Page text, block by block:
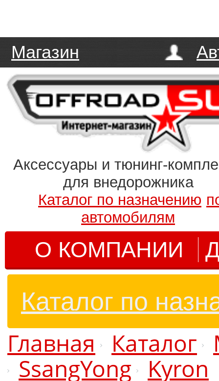
Магазин
Аксессуары и тюнинг-
для внедорожника
Каталог по назначению
автомобилям
О КОМПАНИИ
Каталог по
Главная Каталог
SsangYong Kyron